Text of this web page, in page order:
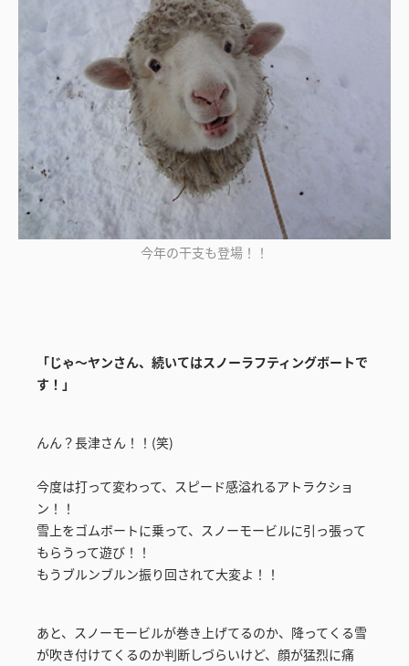
今年の干支も登場！！
「じゃ～ヤンさん、続いてはスノーラフティングボートで
す！」
んん？長津さん！！(笑)
今度は打って変わって、スピード感溢れるアトラクショ
ン！！
雪上をゴムボートに乗って、スノーモービルに引っ張って
もらうって遊び！！
もうブルンブルン振り回されて大変よ！！
あと、スノーモービルが巻き上げてるのか、降ってくる雪
が吹き付けてくるのか判断しづらいけど、顔が猛烈に痛